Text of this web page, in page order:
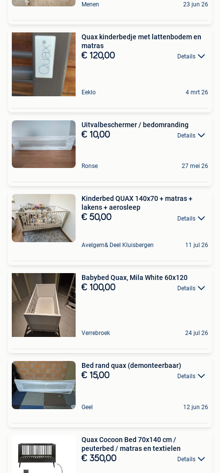
Menen 23 jun 26
Quax kinderbedje met lattenbodem en
matras
€ 120,00 Details
Eeklo 4 mrt 26
Uitvalbeschermer / bedomranding
€ 10,00 Details
Ronse 27 mei 26
Kinderbed QUAX 140x70 + matras +
lakens + aerosleep
€ 50,00 Details
Avelgem& Deel Kluisbergen 11 jul 26
Babybed Quax, Mila White 60x120
€ 100,00 Details
Verrebroek 24 jul 26
Bed rand quax (demonteerbaar)
€ 15,00 Details
Geel 12 jun 26
Quax Cocoon Bed 70x140 cm /
peuterbed / matras en textielen
€ 350,00 Details